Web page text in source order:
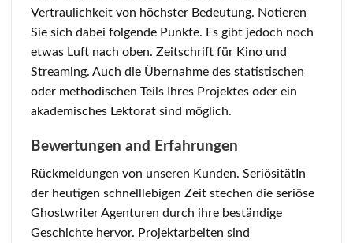
Vertraulichkeit von höchster Bedeutung. Notieren
Sie sich dabei folgende Punkte. Es gibt jedoch noch
etwas Luft nach oben. Zeitschrift für Kino und
Streaming. Auch die Übernahme des statistischen
oder methodischen Teils Ihres Projektes oder ein
akademisches Lektorat sind möglich.
Bewertungen and Erfahrungen
Rückmeldungen von unseren Kunden. SeriösitätIn
der heutigen schnelllebigen Zeit stechen die seriöse
Ghostwriter Agenturen durch ihre beständige
Geschichte hervor. Projektarbeiten sind